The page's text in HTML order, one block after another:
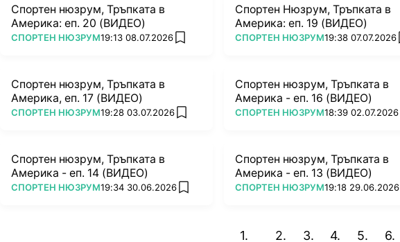
Спортен нюзрум, Тръпката в
Америка: еп. 20 (ВИДЕО)
ПОВЕЧЕ ОТ
СПОРТЕН НЮЗРУМ19:13 08.07.2026 add favorites
Спортен Нюзрум, Тръпката в
Америка: еп. 19 (ВИДЕО)
ПОВЕЧЕ ОТ
СПОРТЕН НЮЗРУМ19:38 07.07.2026
Спортен нюзрум, Тръпката в
Америка, еп. 17 (ВИДЕО)
ПОВЕЧЕ ОТ
СПОРТЕН НЮЗРУМ19:28 03.07.2026 add favorites
Спортен нюзрум, Тръпката в
Америка - еп. 16 (ВИДЕО)
ПОВЕЧЕ ОТ
СПОРТЕН НЮЗРУМ18:39 02.07.2026
Спортен нюзрум, Тръпката в
Америка - еп. 14 (ВИДЕО)
ПОВЕЧЕ ОТ
СПОРТЕН НЮЗРУМ19:34 30.06.2026 add favorites
Спортен нюзрум, Тръпката в
Америка - еп. 13 (ВИДЕО)
ПОВЕЧЕ ОТ
СПОРТЕН НЮЗРУМ19:18 29.06.2026